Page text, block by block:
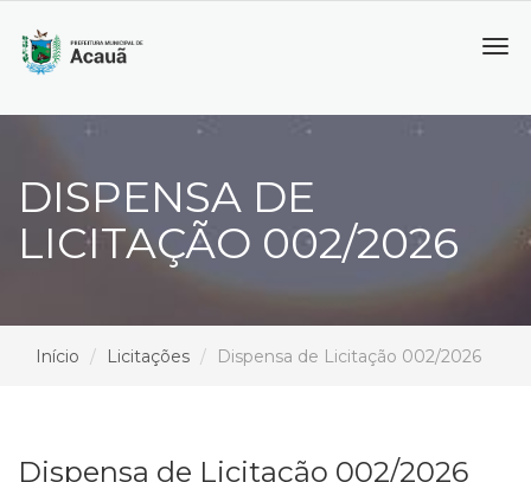
DISPENSA DE
LICITAÇÃO 002/2026
Início Licitações Dispensa de Licitação 002/2026
Dispensa de Licitação 002/2026